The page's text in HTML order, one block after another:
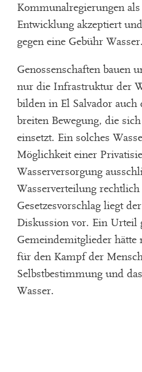
Kommunalregierungen
Entwicklung akzeptiert
gegen eine Gebühr Wasser.
Genossenschaften bauen
nur die Infrastruktur der
bilden in El Salvador
breiten Bewegung, die
einsetzt. Ein solches
Möglichkeit einer
Wasserversorgung
Wasserverteilung
Gesetzesvorschlag liegt
Diskussion vor. Ein Urteil
Gemeindemitglieder hätte
für den Kampf der
Selbstbestimmung und
Wasser.